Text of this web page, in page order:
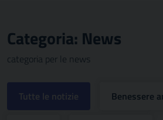
Categoria: News
categoria per le news
Tutte le notizie Benessere